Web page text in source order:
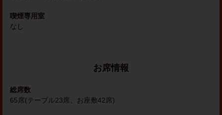
喫煙専用室
なし
お席情報
総席数
65席(テーブル23席、お座敷42席)